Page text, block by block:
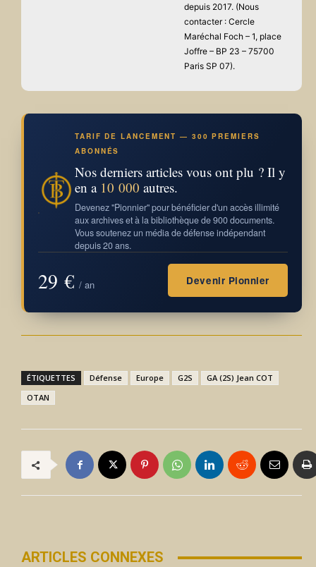
depuis 2017. (Nous
contacter : Cercle
Maréchal Foch – 1, place
Joffre – BP 23 – 75700
Paris SP 07).
TARIF DE LANCEMENT — 300 PREMIERS
ABONNÉS
Nos derniers articles vous ont plu ? Il y
en a 10 000 autres.
Devenez "Pionnier" pour bénéficier d'un accès illimité
aux archives et à la bibliothèque de 900 documents.
Vous soutenez un média de défense indépendant
depuis 20 ans.
29 € / an Devenir Pionnier
ÉTIQUETTES Défense Europe G2S
GA (2S) Jean COT
OTAN
ARTICLES CONNEXES